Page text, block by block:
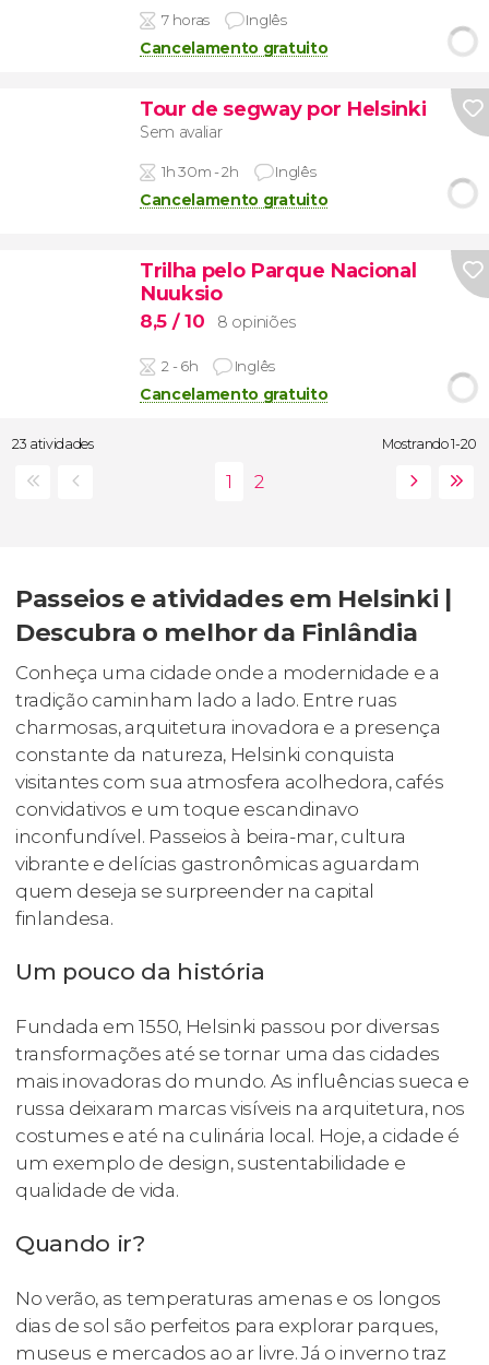
7 horas Inglês
Cancelamento gratuito
Tour de segway por Helsinki
Sem avaliar
1h 30m - 2h Inglês
Cancelamento gratuito
Trilha pelo Parque Nacional
Nuuksio
8,5 / 10 8 opiniões
2 - 6h Inglês
Cancelamento gratuito
23 atividades Mostrando 1-20
Passeios e atividades em Helsinki |
Descubra o melhor da Finlândia
Conheça uma cidade onde a modernidade e a
tradição caminham lado a lado. Entre ruas
charmosas, arquitetura inovadora e a presença
constante da natureza, Helsinki conquista
visitantes com sua atmosfera acolhedora, cafés
convidativos e um toque escandinavo
inconfundível. Passeios à beira-mar, cultura
vibrante e delícias gastronômicas aguardam
quem deseja se surpreender na capital
finlandesa.
Um pouco da história
Fundada em 1550, Helsinki passou por diversas
transformações até se tornar uma das cidades
mais inovadoras do mundo. As influências sueca e
russa deixaram marcas visíveis na arquitetura, nos
costumes e até na culinária local. Hoje, a cidade é
um exemplo de design, sustentabilidade e
qualidade de vida.
Quando ir?
No verão, as temperaturas amenas e os longos
dias de sol são perfeitos para explorar parques,
museus e mercados ao ar livre. Já o inverno traz